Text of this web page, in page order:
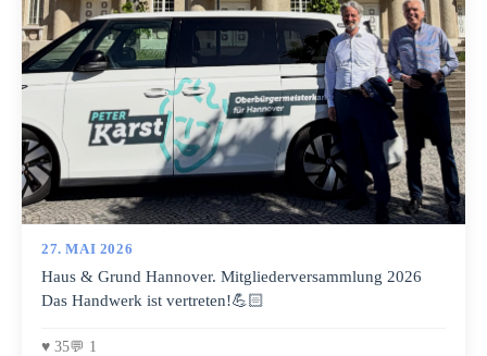
Vertreter des Landkreises/der Region. Wir freuen uns riesig
über diese Verstärkung! Die drei bringen nicht nur frische
Energie, sondern auch jede Menge neue Ideen mit, die
unseren Vorstand bereichern werden. Wir beweisen jeden
Tag: Erfolg ist keine Frage des Geburtsjahres, sondern der
richtigen Zusammenarbeit. Gemeinsam packen wir die
Zukunft an! 🟡🔵🔴 Personen von links nach rechts:
Manuel Kalogeropoulos, Van Dung Tran, Nils Flachsbarth,
Laurin Leibelt.
27. MAI 2026
Haus & Grund Hannover. Mitgliederversammlung 2026
Das Handwerk ist vertreten!💪🏻
♥ 35💬 1